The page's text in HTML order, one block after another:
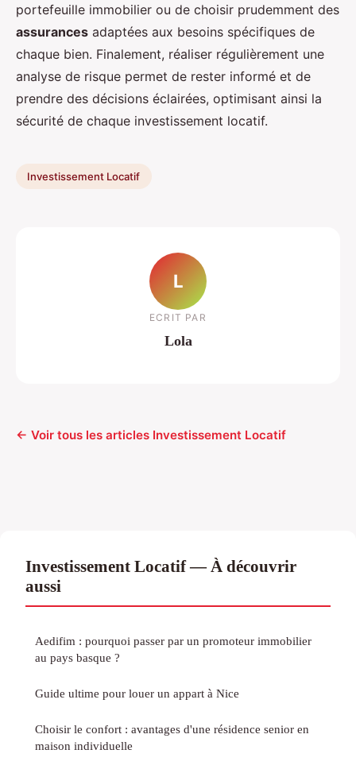
portefeuille immobilier ou de choisir prudemment des
assurances adaptées aux besoins spécifiques de
chaque bien. Finalement, réaliser régulièrement une
analyse de risque permet de rester informé et de
prendre des décisions éclairées, optimisant ainsi la
sécurité de chaque investissement locatif.
Investissement Locatif
L
ECRIT PAR
Lola
← Voir tous les articles Investissement Locatif
Investissement Locatif — À découvrir
aussi
Aedifim : pourquoi passer par un promoteur immobilier
au pays basque ?
Guide ultime pour louer un appart à Nice
Choisir le confort : avantages d'une résidence senior en
maison individuelle